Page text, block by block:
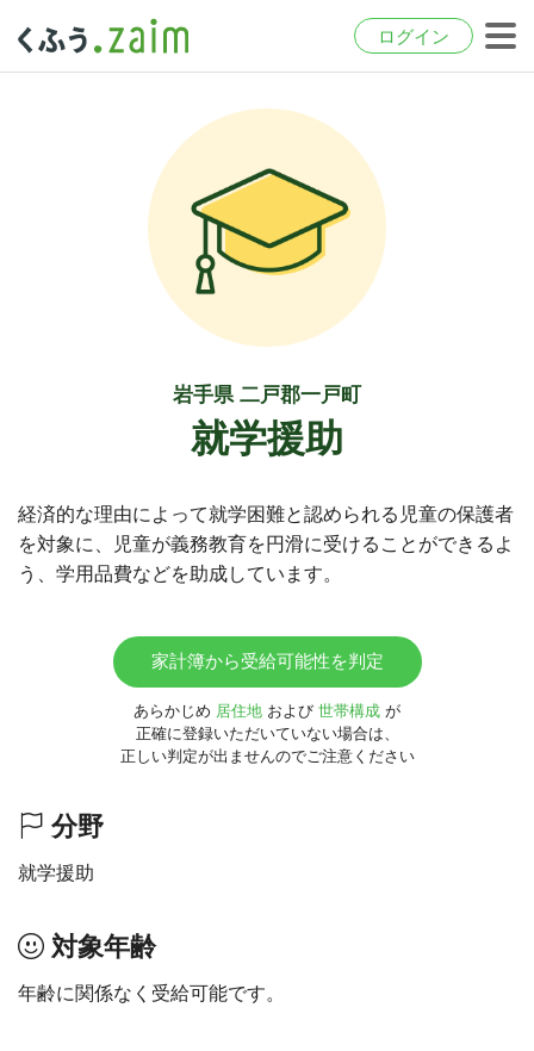
ログイン
岩手県 二戸郡一戸町
就学援助
経済的な理由によって就学困難と認められる児童の保護者
を対象に、児童が義務教育を円滑に受けることができるよ
う、学用品費などを助成しています。
家計簿から受給可能性を判定
あらかじめ 居住地 および 世帯構成 が
正確に登録いただいていない場合は、
正しい判定が出ませんのでご注意ください
分野
就学援助
対象年齢
年齢に関係なく受給可能です。